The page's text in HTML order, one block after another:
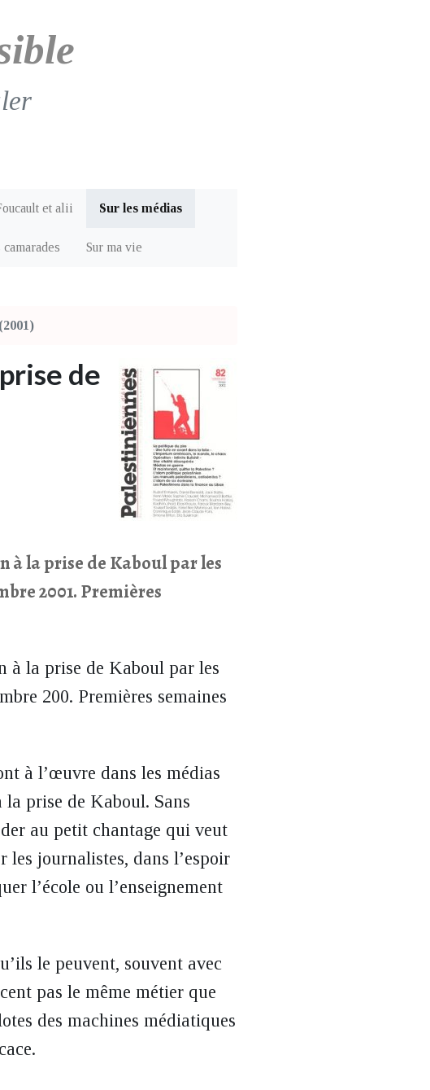
et alii Sur les médias
Sur ma vie
de
à la prise de Kaboul par les
2001. Premières
à la prise de Kaboul par les
200. Premières semaines
à l’œuvre dans les médias
la prise de Kaboul. Sans
au petit chantage qui veut
les journalistes, dans l’espoir
l’école ou l’enseignement
le peuvent, souvent avec
pas le même métier que
des machines médiatiques